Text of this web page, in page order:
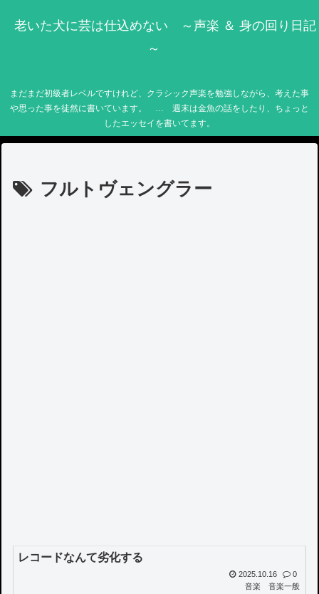
老いた犬に芸は仕込めない ～声楽 ＆ 身の回り日記
～
まだまだ初級者レベルですけれど、クラシック声楽を勉強しながら、考えた事
や思った事を徒然に書いています。 … 週末は金魚の話をしたり、ちょっと
したエッセイを書いてます。
フルトヴェングラー
レコードなんて劣化する
2025.10.16
0
音楽
音楽一般